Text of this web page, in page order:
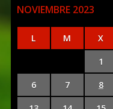
NOVIEMBRE 2023
L M X
1
6 7 8